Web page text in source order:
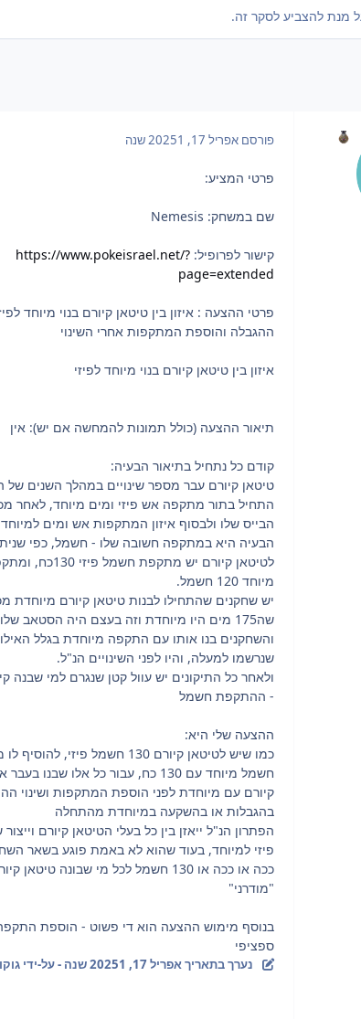
מנת להצביע לסקר זה.
פורסם אפריל 17, 2025 1 שנה
פרטי המציע:
שם במשחק: Nemesis
קישור לפרופיל: https://www.pokeisrael.net/?
page=extended
פרטי ההצעה : איזון בין טיטאן קיורם בנוי מיוחד
ההגבלה והוספת המתקפות אחרי השינוי
איזון בין טיטאן קיורם בנוי מיוחד לפיזי
תיאור ההצעה (כולל תמונות להמחשה אם יש): אין
קודם כל נתחיל בתיאור הבעיה:
טיטאן קיורם עבר מספר שינויים במהלך השנים של
התחיל בתור מתקפה אש פיזי ומים מיוחד, לאחר
הבייס שלו ולבסוף איזון המתקפות אש ומים למיוחד
הבעיה היא במתקפה חשובה שלו - חשמל, כפי
לטיטאן קיורם יש מתקפת
מיוחד 120 חשמל.
יש שחקנים שהתחילו לבנות טיטאן קיורם מיוחדת
שה175 מים היו מיוחדת וזה בעצם היה הסטאב
והשחקנים בנו אותו עם התקפה מיוחדת בגלל
שנרשמו למעלה, והיו לפני השינויים הנ"ל.
ולאחר כל התיקונים יש עוול קטן שנגרם למי שבנה
- ההתקפת חשמל
ההצעה שלי היא:
כמו שיש לטיטאן קיורם 130 חשמל פיזי,
חשמל מיוחד עם 130 כח, עבור כל אלו שבנו
קיורם עם מיוחדת לפני הוספת המתקפות ושינוי
בהגבלות או בהשקעה במיוחדת מהתחלה
הפתרון הנ"ל ייאזן בין כל בעלי הטיטאן קיורם וייצור
פיזי למיוחד, בעוד שהוא לא באמת פוגע בשאר
ככה או ככה או 130 חשמל לכל מי שבונה טיטאן
"מודרני"
בנוסף מימוש ההצעה הוא די פשוט - הוספת התקפה
ספציפי
נערך בתאריךאפריל 17, 2025 1 שנה - על-ידי גוקו